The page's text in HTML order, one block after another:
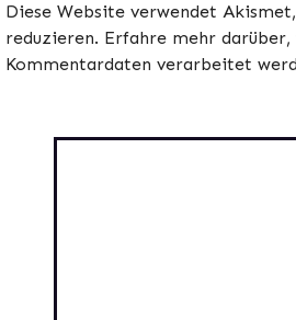
Diese Website verwendet
reduzieren. Erfahre mehr darüber,
Kommentardaten verarbeitet